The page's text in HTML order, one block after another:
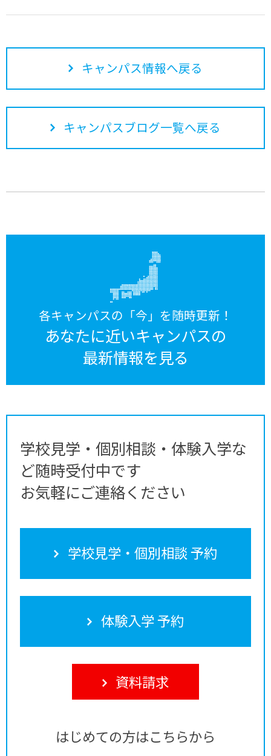
キャンパス情報へ戻る
キャンパスブログ一覧へ戻る
各キャンパスの「今」を随時更新！
あなたに近いキャンパスの
最新情報を見る
学校見学・個別相談・体験入学な
ど随時受付中です
お気軽にご連絡ください
学校見学・個別相談 予約
体験入学 予約
資料請求
はじめての方はこちらから